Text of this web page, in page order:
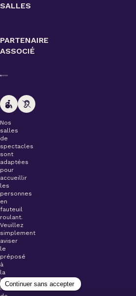
SALLES
PARTENAIRE
ASSOCIÉ
Nos
salles
de
spectacles
sont
adaptées
pour
accueillir
les
personnes
en
fauteuil
roulant.
Veuillez
simplement
aviser
le
préposé
à
la
billetterie
lors